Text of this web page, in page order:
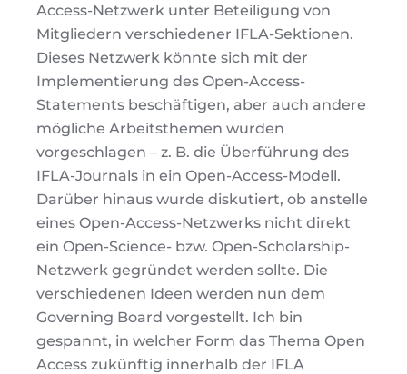
Access-Netzwerk unter Beteiligung von
Mitgliedern verschiedener IFLA-Sektionen.
Dieses Netzwerk könnte sich mit der
Implementierung des Open-Access-
Statements beschäftigen, aber auch andere
mögliche Arbeitsthemen wurden
vorgeschlagen – z. B. die Überführung des
IFLA-Journals in ein Open-Access-Modell.
Darüber hinaus wurde diskutiert, ob anstelle
eines Open-Access-Netzwerks nicht direkt
ein Open-Science- bzw. Open-Scholarship-
Netzwerk gegründet werden sollte. Die
verschiedenen Ideen werden nun dem
Governing Board vorgestellt. Ich bin
gespannt, in welcher Form das Thema Open
Access zukünftig innerhalb der IFLA